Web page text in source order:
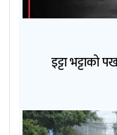
इट्टा भट्टाको